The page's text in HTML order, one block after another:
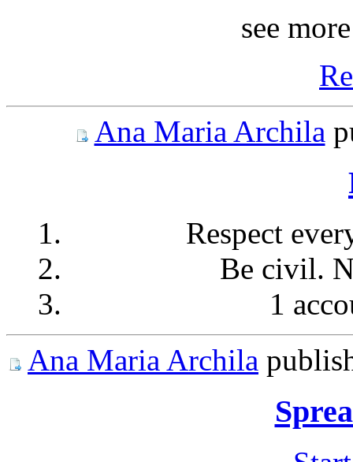
see
Ana Maria Archila
Respect
Be civil.
1
Ana Maria Archila